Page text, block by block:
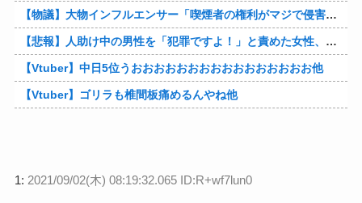
【物議】大物インフルエンサー「喫煙者の権利がマジで侵害されてる。いくら税金払ってるんだ」他
【悲報】人助け中の男性を「犯罪ですよ！」と責めた女性、警察が来た瞬間逃げる他
【Vtuber】中日5位うおおおおおおおおおおおおおおおお他
【Vtuber】ゴリラも椎間板痛めるんやね他
1: 2021/09/02(木) 08:19:32.065 ID:R+wf7lun0